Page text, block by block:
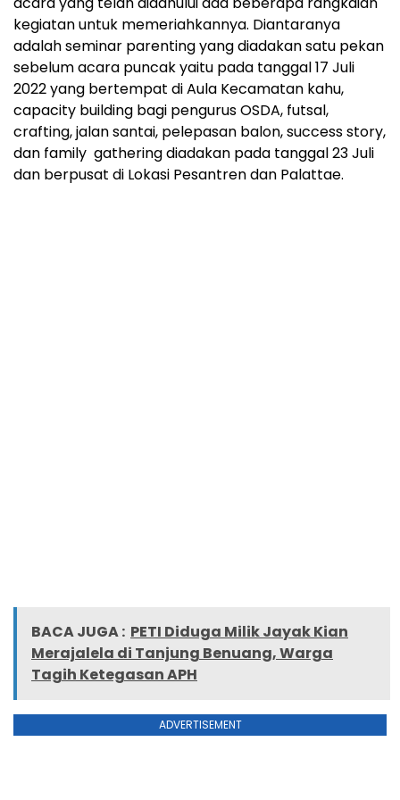
kegiatan untuk memeriahkannya. Diantaranya
adalah seminar parenting yang diadakan satu pekan
sebelum acara puncak yaitu pada tanggal 17 Juli
2022 yang bertempat di Aula Kecamatan kahu,
capacity building bagi pengurus OSDA, futsal,
crafting, jalan santai, pelepasan balon, success story,
dan family gathering diadakan pada tanggal 23 Juli
dan berpusat di Lokasi Pesantren dan Palattae.
BACA JUGA : PETI Diduga Milik Jayak Kian
Merajalela di Tanjung Benuang, Warga
Tagih Ketegasan APH
ADVERTISEMENT